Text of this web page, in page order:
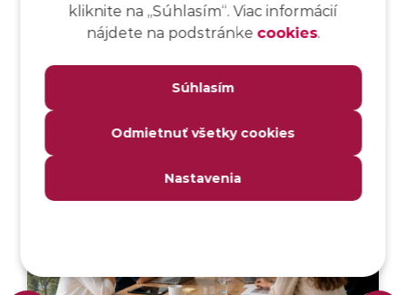
Súvisiace články
kliknite na ,,Súhlasím“. Viac informácií
nájdete na podstránke cookies.
Súhlasím
Odmietnuť všetky cookies
Nastavenia